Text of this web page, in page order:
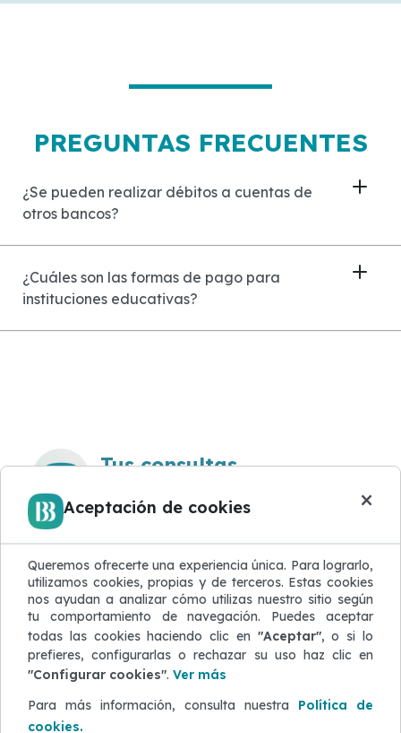
Aceptación de cookies ×
Queremos ofrecerte una experiencia única. Para lograrlo,
utilizamos cookies, propias y de terceros. Estas cookies
nos ayudan a analizar cómo utilizas nuestro sitio según
tu comportamiento de navegación. Puedes aceptar
todas las cookies haciendo clic en "Aceptar", o si lo
prefieres, configurarlas o rechazar su uso haz clic en
"Configurar cookies". Ver más
Para más información, consulta nuestra Política de
cookies.
PREGUNTAS FRECUENTES
¿Se pueden realizar débitos a cuentas de
otros bancos?
¿Cuáles son las formas de pago para
instituciones educativas?
Tus consultas
Si quieres solicitar información sobre
página de Servicio al Cliente donde
puedes ingresarconsultas, solicitudes
de productos, quejas, reclamos
y
mucho más.
Ir ahora